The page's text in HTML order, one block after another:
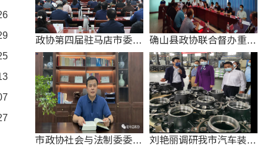
政协第四届驻马店市委员
会常务委员会第三十次会
议
确山县政协联合督办重点
提案
市政协社会与法制委委员
刘艳丽调研我市汽车装备